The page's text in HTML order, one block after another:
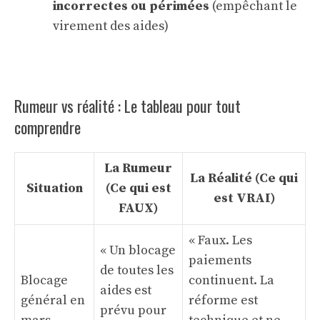
incorrectes ou périmées (empêchant le
virement des aides)
Rumeur vs réalité : Le tableau pour tout
comprendre
Situation
La Rumeur
(Ce qui est
FAUX)
La Réalité (Ce qui
est VRAI)
Blocage
général en
« Un blocage
de toutes les
aides est
prévu pour
« Faux. Les
paiements
continuent. La
réforme est